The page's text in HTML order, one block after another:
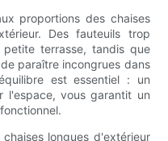
proportions des chaises
Des fauteuils trop
terrasse, tandis que
paraître incongrues dans
est essentiel : un
l'espace, vous garantit un
longues d'extérieur